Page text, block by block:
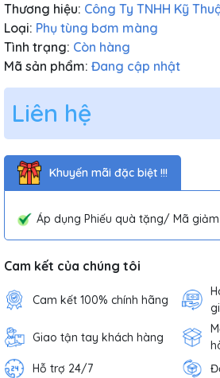
Thương hiệu: Công Ty TNHH Kỹ
Loại: Phụ tùng bơm màng
Tình trạng: Còn hàng
Mã sản phẩm: Đang cập nhật
Liên hệ
Khuyến mãi đặc biệt !!!
Áp dụng Phiếu quà tặng/ Mã
Cam kết của chúng tôi
Cam kết 100% chính hãng
Giao tận tay khách hàng
Hỗ trợ 24/7